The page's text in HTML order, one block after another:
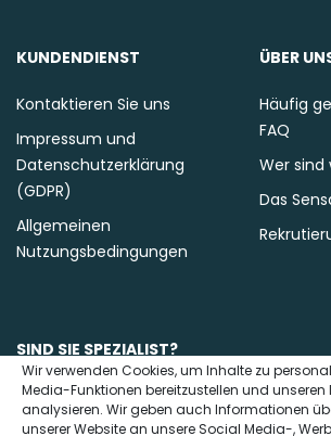
KUNDENDIENST
Kontaktieren Sie uns
Impressum und
Datenschutzerklärung
(GDPR)
Allgemeinen
Nutzungsbedingungen
ÜBER
Häufig
FAQ
Wer sind
Das
SIND SIE SPEZIALIST?
Kontaktieren Sie uns
Wir verwenden Cookies, um Inhalte zu
Media-Funktionen bereitzustellen und unseren
analysieren. Wir geben auch Informationen
unserer Website an unsere Social Media-,